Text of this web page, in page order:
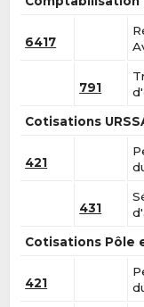
6417
791
Cotisations
421
431
Cotisations Pôle
421